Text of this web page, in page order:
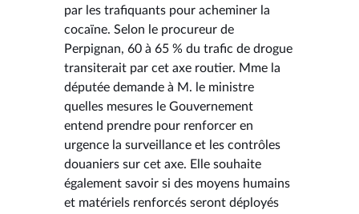
par les trafiquants pour acheminer la
cocaïne. Selon le procureur de
Perpignan, 60 à 65 % du trafic de drogue
transiterait par cet axe routier. Mme la
députée demande à M. le ministre
quelles mesures le Gouvernement
entend prendre pour renforcer en
urgence la surveillance et les contrôles
douaniers sur cet axe. Elle souhaite
également savoir si des moyens humains
et matériels renforcés seront déployés